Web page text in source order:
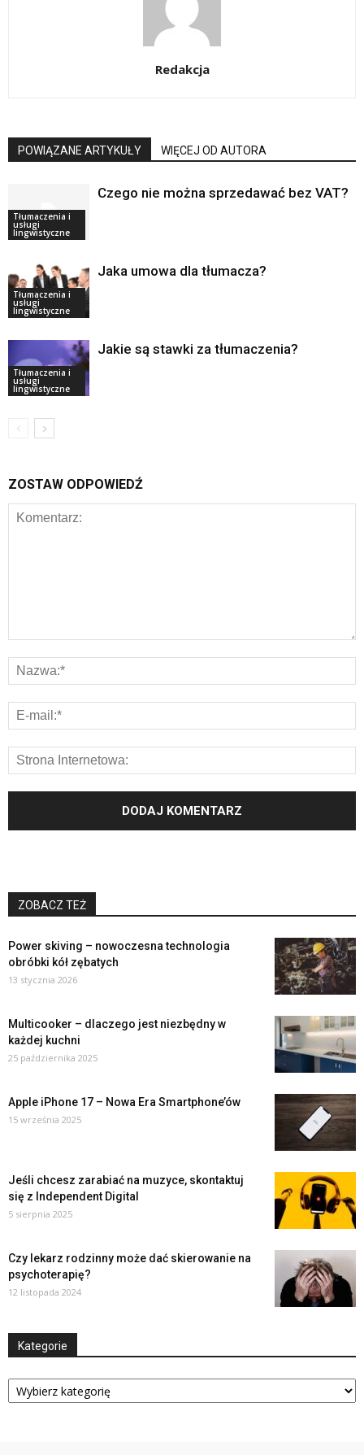
Redakcja
POWIĄZANE ARTYKUŁY WIĘCEJ OD AUTORA
Tłumaczenia i
usługi
lingwistyczne
Czego nie można sprzedawać bez VAT?
Tłumaczenia i
usługi
lingwistyczne
Jaka umowa dla tłumacza?
Tłumaczenia i
usługi
lingwistyczne
Jakie są stawki za tłumaczenia?
ZOSTAW ODPOWIEDŹ
ZOBACZ TEŻ
Power skiving – nowoczesna technologia
obróbki kół zębatych
13 stycznia 2026
Multicooker – dlaczego jest niezbędny w
każdej kuchni
25 października 2025
Apple iPhone 17 – Nowa Era Smartphone’ów
15 września 2025
Jeśli chcesz zarabiać na muzyce, skontaktuj
się z Independent Digital
5 sierpnia 2025
Czy lekarz rodzinny może dać skierowanie na
psychoterapię?
12 listopada 2024
Kategorie
Kategorie